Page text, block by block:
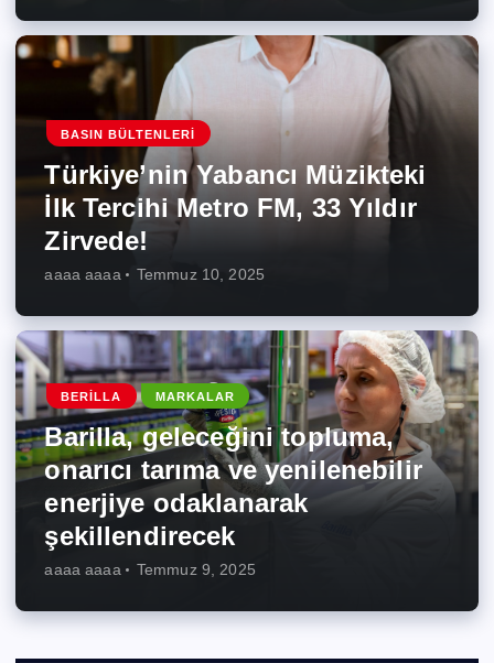
BASIN BÜLTENLERI
Türkiye’nin Yabancı Müzikteki
İlk Tercihi Metro FM, 33 Yıldır
Zirvede!
aaaa aaaa Temmuz 10, 2025
BERILLA MARKALAR
Barilla, geleceğini topluma,
onarıcı tarıma ve yenilenebilir
enerjiye odaklanarak
şekillendirecek
aaaa aaaa Temmuz 9, 2025